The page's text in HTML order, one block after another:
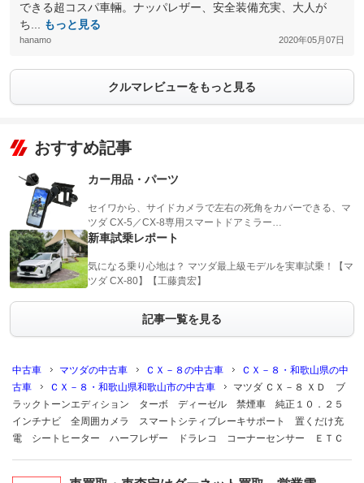
できる超コスパ車輛。ナッパレザー、安全装備充実、大人が
ち...
もっと見る
hanamo 2020年05月07日
クルマレビューをもっと見る
おすすめ記事
カー用品・パーツ
セイワから、サイドカメラで左右の死角をカバーできる、マ
ツダ CX-5／CX-8専用スマートドアミラー…
新車試乗レポート
気になる乗り心地は？ マツダ最上級モデルを実車試乗！【マ
ツダ CX-80】【工藤貴宏】
記事一覧を見る
中古車 マツダの中古車 ＣＸ－８の中古車
ＣＸ－８・和歌山県の中
古車
ＣＸ－８・和歌山県和歌山市の中古車
マツダ ＣＸ－８ ＸＤ ブ
ラックトーンエディション ターボ ディーゼル 禁煙車 純正１０．２５
インチナビ 全周囲カメラ スマートシティブレーキサポート 置くだけ充
電 シートヒーター ハーフレザー ドラレコ コーナーセンサー ＥＴＣ